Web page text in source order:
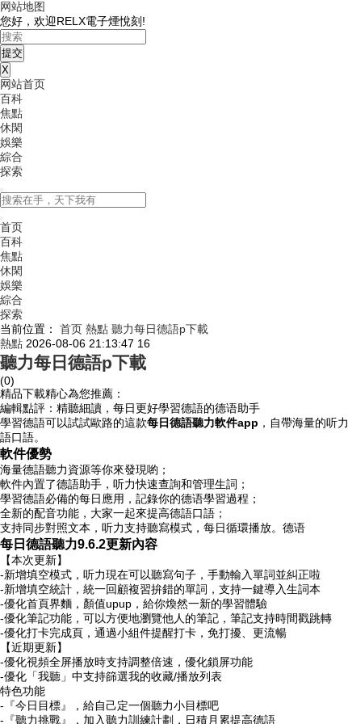
网站地图
您好，欢迎RELX電子煙悅刻!
X
网站首页
百科
焦點
休閑
娛樂
綜合
探索
首页
百科
焦點
休閑
娛樂
綜合
探索
当前位置：
首页 熱點 聽力每日德語p下載
熱點 2026-08-06 21:13:47 16
聽力每日德語p下載
(0)
精品下載精心為您推薦：
編輯點評：精聽細讀，每日更好學習德語的德语助手
學習德語可以試試歐路的這款每日德語聽力軟件app ，自帶海量的听力
語口語。
軟件優勢
海量德語聽力資源等你來發現喲；
軟件內置了德語助手，听力快速查詢和管理生詞；
學習德語必備的每日應用，記錄你的德语學習過程；
全新的配音功能，大家一起來提高德語口語；
支持同步對照文本，听力支持聽寫模式，每日循環播放。德语
每日德語聽力9.6.2更新內容
【本次更新】
-新增填空模式，听力現在可以聽寫句子，手動輸入單詞並糾正啦
-新增填空統計，統一回顧複習拚錯的單詞，支持一鍵導入生詞本
-優化首頁界麵，顏值upup，給你煥然一新的學習體驗
-優化筆記功能，可以方便地瀏覽他人的筆記，筆記支持時間戳跳轉
-優化打卡完成頁，通過小組件提醒打卡，免打擾、更流暢
【近期更新】
-優化視頻全屏播放時支持調整倍速，優化鎖屏功能
-優化「我聽」中支持篩選我的收藏/播放列表
特色功能
-『今日目標』，給自己定一個聽力小目標吧
-『聽力挑戰』，加入聽力訓練計劃，日積月累提高德語